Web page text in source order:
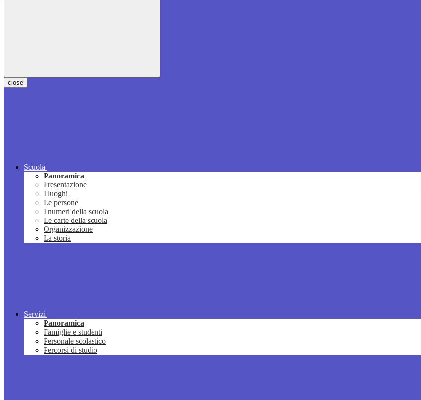
close
Scuola
Panoramica
Presentazione
I luoghi
Le persone
I numeri della scuola
Le carte della scuola
Organizzazione
La storia
Servizi
Panoramica
Famiglie e studenti
Personale scolastico
Percorsi di studio